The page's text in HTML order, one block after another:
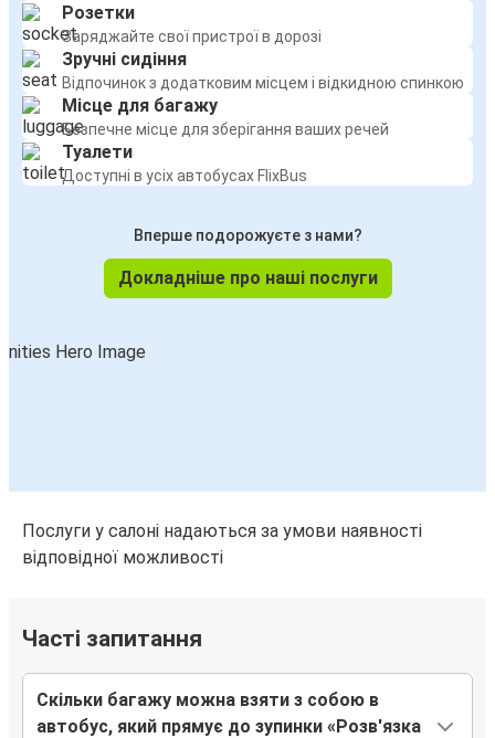
Розетки
Заряджайте свої пристрої в дорозі
Зручні сидіння
Відпочинок з додатковим місцем і відкидною спинкою
Місце для багажу
Безпечне місце для зберігання ваших речей
Туалети
Доступні в усіх автобусах FlixBus
Вперше подорожуєте з нами?
Докладніше про наші послуги
Послуги у салоні надаються за умови наявності
відповідної можливості
Часті запитання
Скільки багажу можна взяти з собою в
автобус, який прямує до зупинки «Розв'язка